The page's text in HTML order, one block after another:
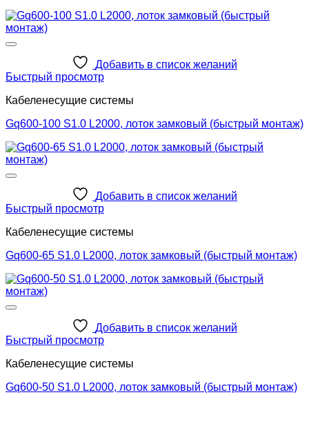
Добавить в список желаний
Быстрый просмотр
Кабеленесущие системы
Gq600-100 S1.0 L2000, лоток замковый (быстрый монтаж)
Добавить в список желаний
Быстрый просмотр
Кабеленесущие системы
Gq600-65 S1.0 L2000, лоток замковый (быстрый монтаж)
Добавить в список желаний
Быстрый просмотр
Кабеленесущие системы
Gq600-50 S1.0 L2000, лоток замковый (быстрый монтаж)